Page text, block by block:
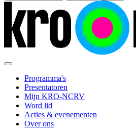
Programma's
Presentatoren
Mijn KRO-NCRV
Word lid
Acties & evenementen
Over ons